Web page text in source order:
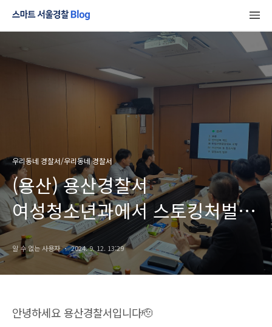
우리동네 경찰서/우리동네 경찰서
(용산) 용산경찰서
여성청소년과에서 스토킹처벌법
관련 유관기관 협의회를
개최했습니다!
알 수 없는 사용자 2024. 9. 12. 13:29
안녕하세요 용산경찰서입니다🫡